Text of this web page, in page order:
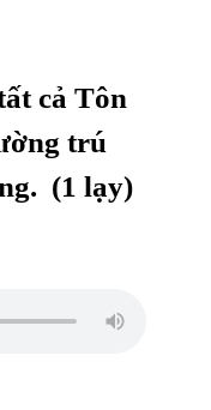
cả Tôn
trú
(1 lạy)